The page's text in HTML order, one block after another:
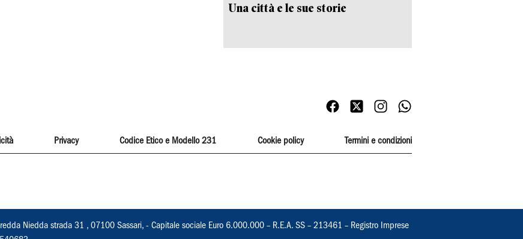
Una città e le sue storie
Privacy Codice Etico e Modello 231 Cookie policy Termini e condizioni
Niedda strada 31 , 07100 Sassari, - Capitale sociale Euro 6.000.000 – R.E.A. SS – 213461 – Registro Imprese